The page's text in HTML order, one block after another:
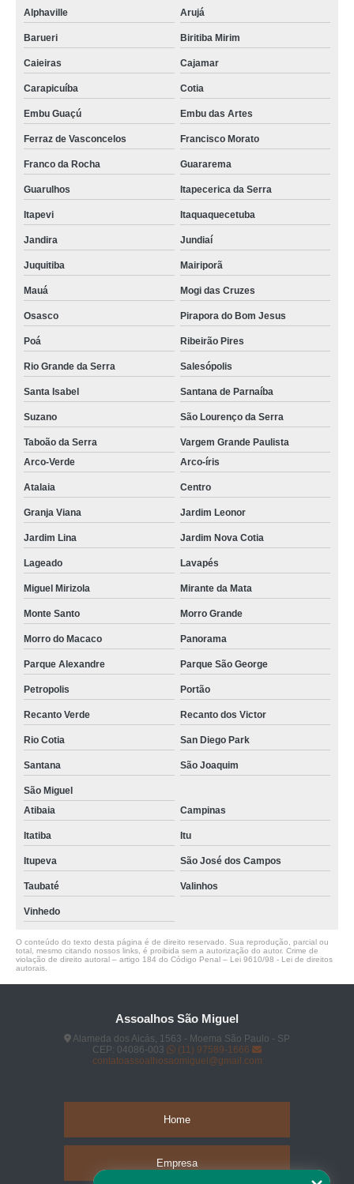
Alphaville Arujá
Barueri Biritiba Mirim
Caieiras Cajamar
Carapicuíba Cotia
Embu Guaçú Embu das Artes
Ferraz de Vasconcelos Francisco Morato
Franco da Rocha Guararema
Guarulhos Itapecerica da Serra
Itapevi Itaquaquecetuba
Jandira Jundiaí
Juquitiba Mairiporã
Mauá Mogi das Cruzes
Osasco Pirapora do Bom Jesus
Poá Ribeirão Pires
Rio Grande da Serra Salesópolis
Santa Isabel Santana de Parnaíba
Suzano São Lourenço da Serra
Taboão da Serra
Vargem Grande Paulista
Arco-Verde
Arco-íris
Atalaia Centro
Granja Viana Jardim Leonor
Jardim Lina Jardim Nova Cotia
Lageado Lavapés
Miguel Mirizola Mirante da Mata
Monte Santo Morro Grande
Morro do Macaco Panorama
Parque Alexandre Parque São George
Petropolis Portão
Recanto Verde Recanto dos Victor
Rio Cotia San Diego Park
Santana São Joaquim
São Miguel
Atibaia
Campinas
Itatiba Itu
Itupeva São José dos Campos
Taubaté Valinhos
Vinhedo
O conteúdo do texto desta página é de direito reservado. Sua reprodução, parcial ou
total, mesmo citando nossos links, é proibida sem a autorização do autor. Crime de
violação de direito autoral – artigo 184 do Código Penal – Lei 9610/98 - Lei de direitos
autorais
Assoalhos São Miguel
Alameda dos Aicás, 1563 - Moema São Paulo - SP
CEP: 04086-003
(11) 97589-1666
contatoassoalhosaomiguel@gmail.com
Home
Empresa